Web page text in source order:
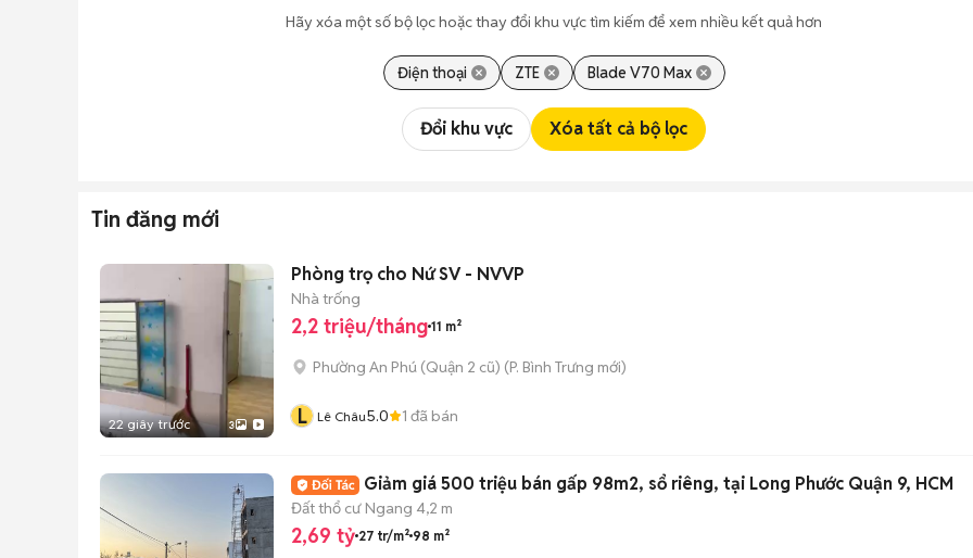
Hãy xóa một số bộ lọc hoặc thay đổi khu vực tìm kiếm để xem nhiều kết quả hơn
Điện thoại ZTE Blade V70 Max
Đổi khu vực Xóa tất cả bộ lọc
Tin đăng mới
22 giây trước 3
Phòng trọ cho Nứ SV - NVVP
Nhà trống
2,2 triệu/tháng 11 m²
Phường An Phú (Quận 2 cũ) (P. Bình Trưng mới)
L Lê Châu5.0 1 đã bán
Giảm giá 500 triệu bán gấp 98m2, sổ riêng, tại Long Phước Quận 9, HCM
Đất thổ cư Ngang 4,2 m
2,69 tỷ 27 tr/m² 98 m²